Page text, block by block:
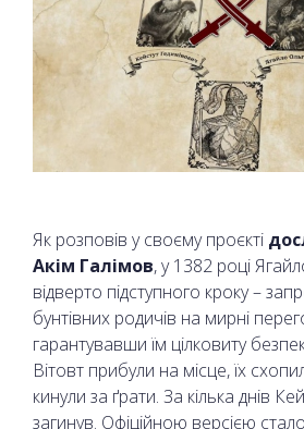
Як розповів у своєму проєкті
Акім Галімов, у 1382 році
відверто підступного кроку –
бунтівних родичів на мирні
гарантувавши їм цілковиту
Вітовт прибули на місце, їх
кинули за ґрати. За кілька днів
загинув. Офіційною версією